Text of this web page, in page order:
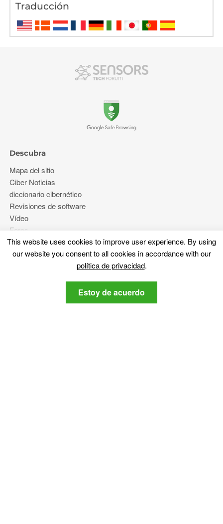
Traducción
This website uses cookies to improve user experience. By using
our website you consent to all cookies in accordance with our
política de privacidad.
Estoy de acuerdo
Descubra
Mapa del sitio
Ciber Noticias
diccionario cibernético
Revisiones de software
Vídeo
Foros